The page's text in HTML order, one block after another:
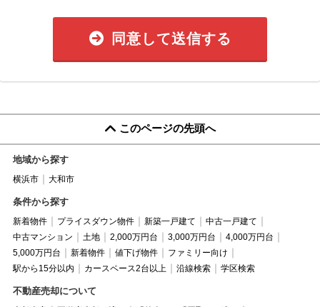
同意して送信する
このページの先頭へ
地域から探す
横浜市 大和市
条件から探す
新着物件 プライスダウン物件 新築一戸建て
中古一戸建て
中古マンション
土地 2,000万円台 3,000万円台
4,000万円台
5,000万円台
新着物件 値下げ物件
ファミリー向け
駅から15分以内
カースペース2台以上 沿線検索 学区検索
不動産売却について